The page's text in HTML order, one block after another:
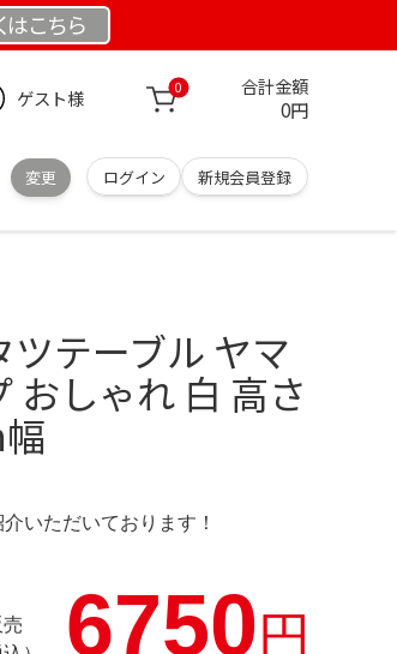
はこちら
ゲスト様 0 合計金額
0円
変更 ログイン 新規会員登録
テーブル ヤマ
おしゃれ 白 高さ
いただいております！
6750円